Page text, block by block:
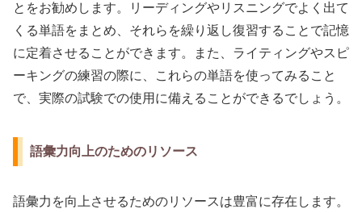
とをお勧めします。リーディングやリスニングでよく出て
くる単語をまとめ、それらを繰り返し復習することで記憶
に定着させることができます。また、ライティングやスピ
ーキングの練習の際に、これらの単語を使ってみること
で、実際の試験での使用に備えることができるでしょう。
語彙力向上のためのリソース
語彙力を向上させるためのリソースは豊富に存在します。